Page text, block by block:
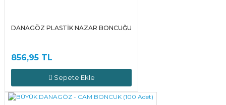
DANAGÖZ PLASTİK NAZAR BONCUĞU
856,95 TL
Sepete Ekle